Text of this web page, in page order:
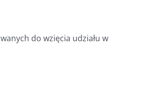
do wzięcia udziału w